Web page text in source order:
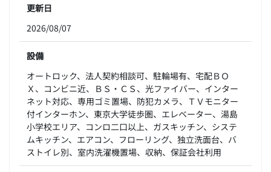
更新日
2026/08/07
設備
オートロック、法人契約相談可、駐輪場有、宅配ＢＯ
Ｘ、コンビニ近、ＢＳ・ＣＳ、光ファイバー、インター
ネット対応、専用ゴミ置場、防犯カメラ、ＴＶモニター
付インターホン、東京大学徒歩圏、エレベーター、湯島
小学校エリア、コンロ二口以上、ガスキッチン、システ
ムキッチン、エアコン、フローリング、独立洗面台、バ
ストイレ別、室内洗濯機置場、収納、保証会社利用